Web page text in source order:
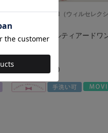
WILLSELECTION（ウィルセレク
ン）
ラッフルフリルティアードワ
(ホワイト)
￥17,930(税込)